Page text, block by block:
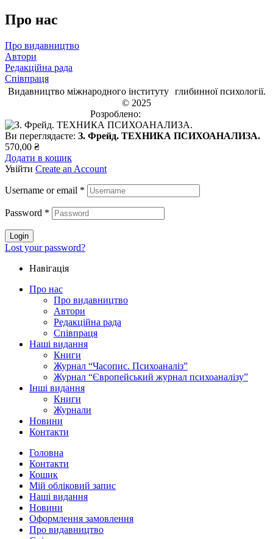
Про нас
Про видавництво
Автори
Редакційна рада
Співпраця
Видавництво міжнародного інституту глибинної психології.
© 2025
Розроблено:
Ви переглядаєте: З. Фрейд. ТЕХНИКА ПСИХОАНАЛИЗА.
570,00 ₴
Додати в кошик
Увійти Create an Account
Username or email *
Password *
Login
Lost your password?
Навігація
Про нас
Про видавництво
Автори
Редакційна рада
Співпраця
Наші видання
Книги
Журнал “Часопис. Психоаналіз”
Журнал “Європейський журнал психоаналізу”
Інші видання
Книги
Журнали
Новини
Контакти
Головна
Контакти
Кошик
Мій обліковий запис
Наші видання
Новини
Оформлення замовлення
Про видавництво